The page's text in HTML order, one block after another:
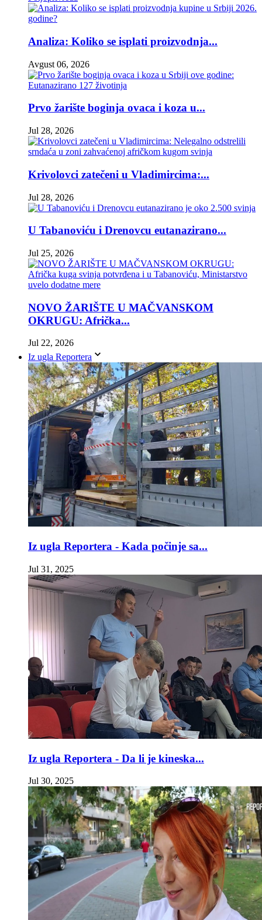
Analiza: Koliko se isplati proizvodnja...
Avgust 06, 2026
Prvo žarište boginja ovaca i koza u...
Jul 28, 2026
Krivolovci zatečeni u Vladimircima:...
Jul 28, 2026
U Tabanoviću i Drenovcu eutanazirano...
Jul 25, 2026
NOVO ŽARIŠTE U MAČVANSKOM
OKRUGU: Afrička...
Jul 22, 2026
Iz ugla Reportera
Iz ugla Reportera - Kada počinje sa...
Jul 31, 2025
Iz ugla Reportera - Da li je kineska...
Jul 30, 2025